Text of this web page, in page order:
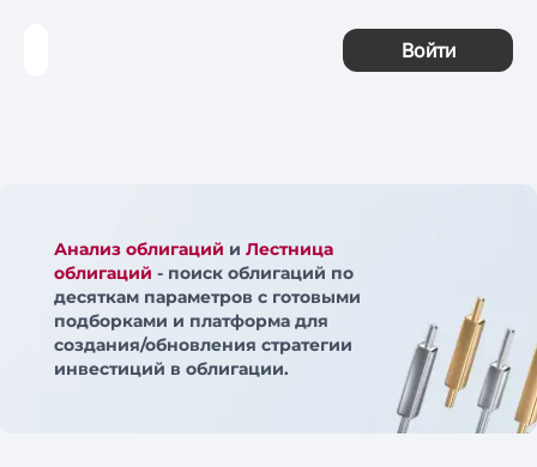
Войти
Анализ облигаций и Лестница
облигаций - поиск облигаций по
десяткам параметров с готовыми
подборками и платформа для
создания/обновления стратегии
инвестиций в облигации.